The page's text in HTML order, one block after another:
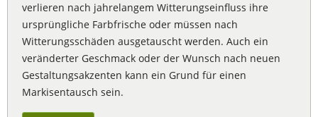
verlieren nach jahrelangem Witterungseinfluss ihre
ursprüngliche Farbfrische oder müssen nach
Witterungsschäden ausgetauscht werden. Auch ein
veränderter Geschmack oder der Wunsch nach neuen
Gestaltungsakzenten kann ein Grund für einen
Markisentausch sein.